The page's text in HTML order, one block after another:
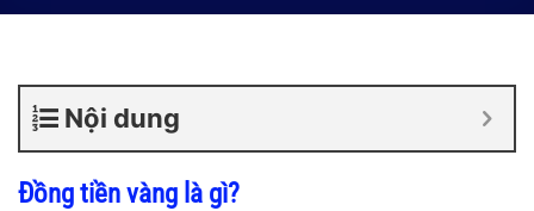
Nội dung
Đồng tiền vàng là gì?